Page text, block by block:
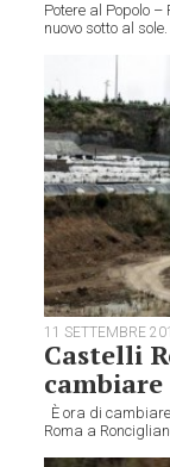
Potere al Popolo –
nuovo sotto al
11 SETTEMBRE
Castelli
È ora di
Roma a